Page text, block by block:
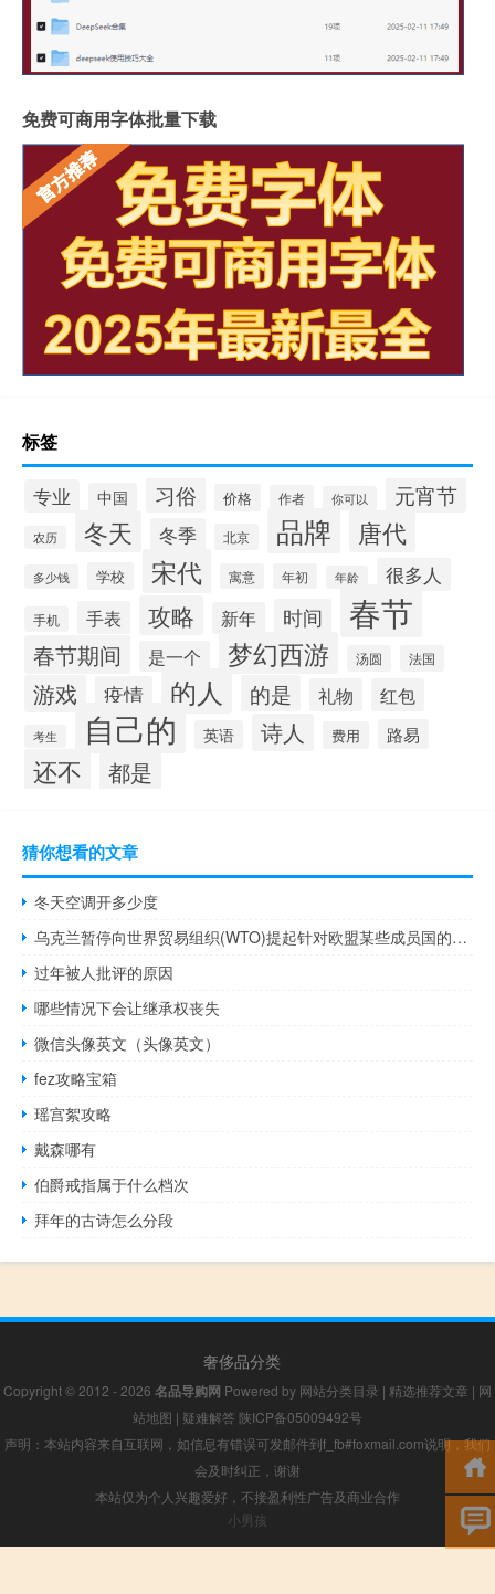
免费可商用字体批量下载
标签
专业 中国 习俗 价格 作者 你可以 元宵节
农历 冬天 冬季 北京 品牌 唐代
多少钱 学校 宋代 寓意 年初 年龄 很多人
手机 手表 攻略 新年 时间 春节
春节期间 是一个 梦幻西游 汤圆 法国
游戏 疫情 的人 的是 礼物 红包
考生 自己的 英语 诗人 费用 路易
还不 都是
猜你想看的文章
冬天空调开多少度
乌克兰暂停向世界贸易组织(WTO)提起针对欧盟某些成员国的诉讼并继续进行磋商以找到一个符合邻国和乌克兰自身利益的粮食问题的建设性解决方案
过年被人批评的原因
哪些情况下会让继承权丧失
微信头像英文（头像英文）
fez攻略宝箱
瑶宫絮攻略
戴森哪有
伯爵戒指属于什么档次
拜年的古诗怎么分段
奢侈品分类
Copyright © 2012 - 2026 名品导购网 Powered by 网站分类目录 | 精选推荐文章 | 网
站地图 | 疑难解答 陕ICP备05009492号
声明：本站内容来自互联网，如信息有错误可发邮件到f_fb#foxmail.com说明，我们
会及时纠正，谢谢
本站仅为个人兴趣爱好，不接盈利性广告及商业合作
小男孩